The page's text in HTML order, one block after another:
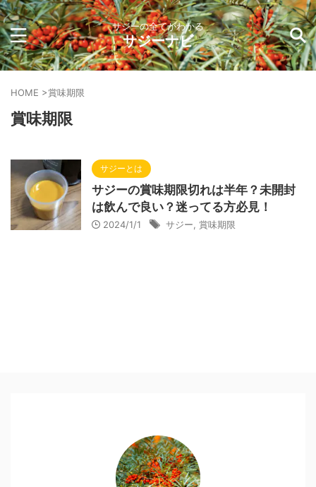
サジーの全てがわかる
サジーナビ
HOME >賞味期限
賞味期限
サジーとは
サジーの賞味期限切れは半年？未開封
は飲んで良い？迷ってる方必見！
2024/1/1 サジー 賞味期限